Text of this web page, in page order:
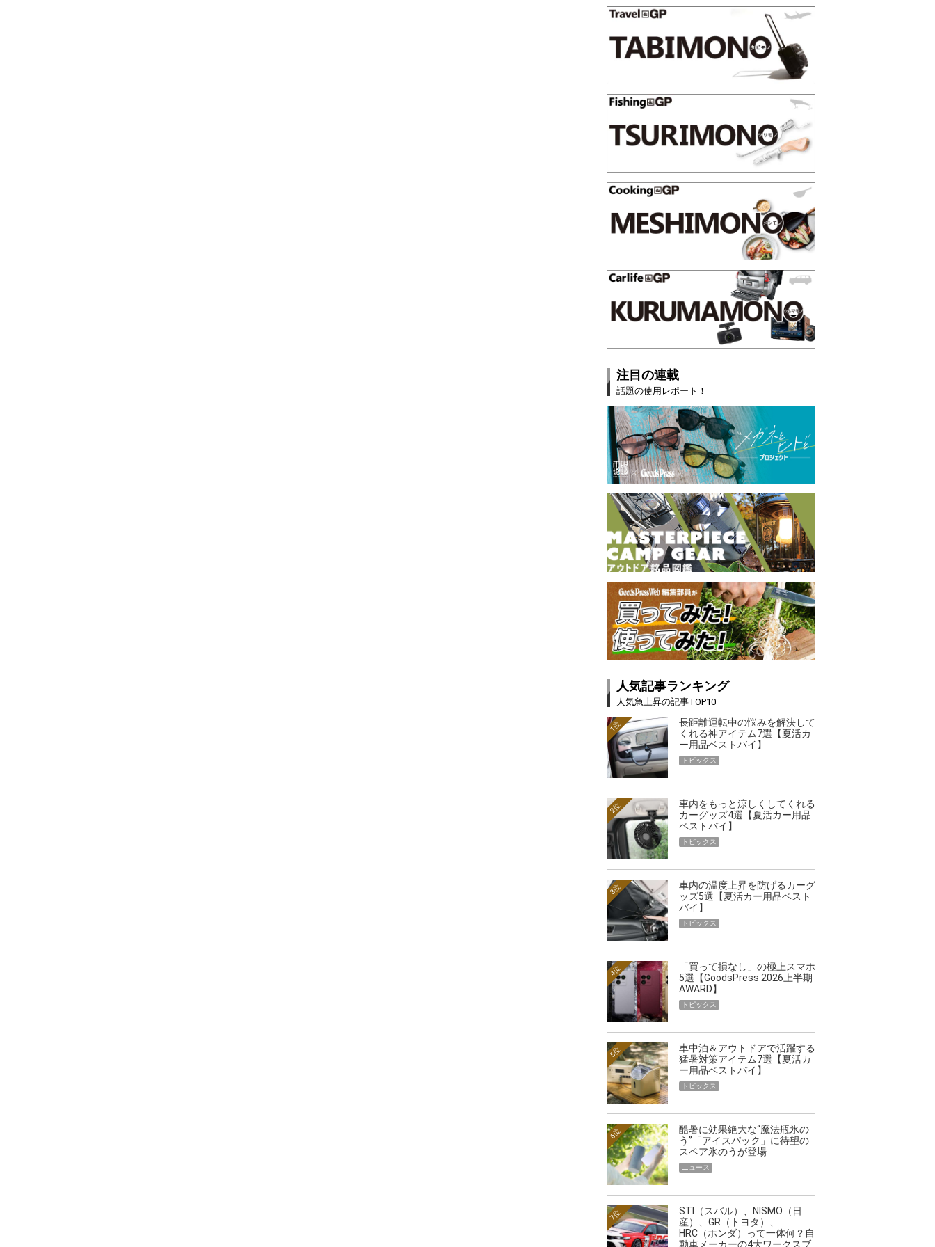
注目の連載
話題の使用レポート！
人気記事ランキング
人気急上昇の記事TOP10
長距離運転中の悩みを解決して
くれる神アイテム7選【夏活カ
ー用品ベストバイ】
1位
トピックス
車内をもっと涼しくしてくれる
カーグッズ4選【夏活カー用品
ベストバイ】
2位
トピックス
車内の温度上昇を防げるカーグ
ッズ5選【夏活カー用品ベスト
バイ】
3位
トピックス
「買って損なし」の極上スマホ
5選【GoodsPress 2026上半期
AWARD】
4位
トピックス
車中泊＆アウトドアで活躍する
猛暑対策アイテム7選【夏活カ
ー用品ベストバイ】
5位
トピックス
酷暑に効果絶大な“魔法瓶氷の
う”「アイスパック」に待望の
スペア氷のうが登場
6位
ニュース
STI（スバル）、NISMO（日
産）、GR（トヨタ）、
HRC（ホンダ）って一体何？自
動車メーカーの4大ワークスブ
7位